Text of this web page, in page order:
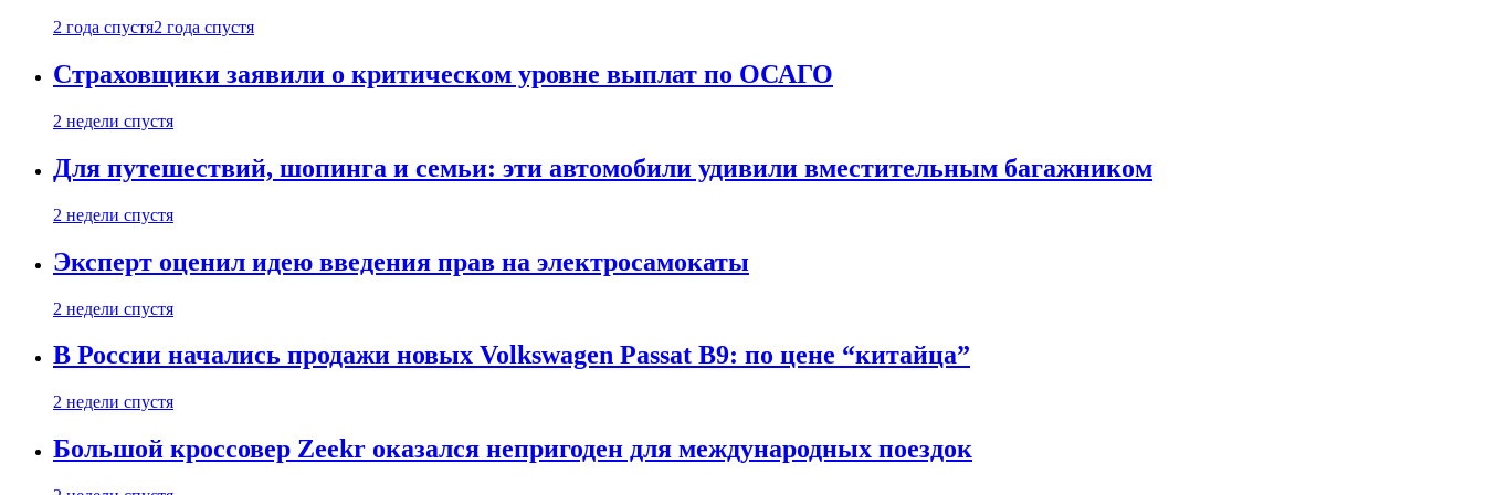
2 года спустя2 года спустя
Страховщики заявили о критическом уровне выплат по ОСАГО
2 недели спустя
Для путешествий, шопинга и семьи: эти автомобили удивили вместительным багажником
2 недели спустя
Эксперт оценил идею введения прав на электросамокаты
2 недели спустя
В России начались продажи новых Volkswagen Passat B9: по цене “китайца”
2 недели спустя
Большой кроссовер Zeekr оказался непригоден для международных поездок